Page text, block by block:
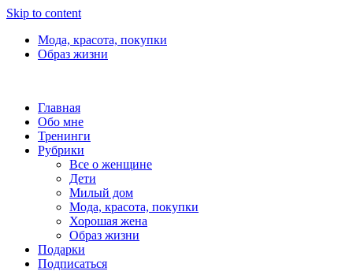
Skip to content
Мода, красота, покупки
Образ жизни
Главная
Обо мне
Тренинги
Рубрики
Все о женщине
Дети
Милый дом
Мода, красота, покупки
Хорошая жена
Образ жизни
Подарки
Подписаться